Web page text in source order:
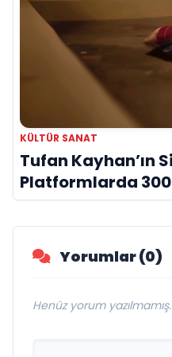
KÜLTÜR SANAT
Tufan Kayhan’ın
Platformlarda
Ulaştı
Yorumlar (0)
Henüz yorum